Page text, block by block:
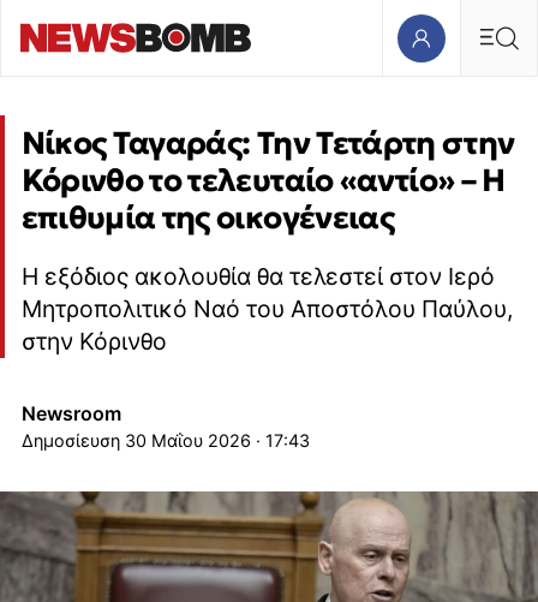
Νίκος Ταγαράς: Την Τετάρτη στην
Κόρινθο το τελευταίο «αντίο» – Η
επιθυμία της οικογένειας
Η εξόδιος ακολουθία θα τελεστεί στον Ιερό
Μητροπολιτικό Ναό του Αποστόλου Παύλου,
στην Κόρινθο
Newsroom
30 Μαΐου 2026 · 17:43